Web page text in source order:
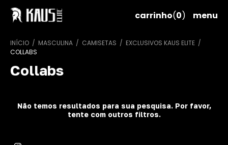
menu
carrinho(0)
INÍCIO / MASCULINA / CAMISETAS / EXCLUSIVOS KAUS ELITE /
COLLABS
Collabs
Não temos resultados para sua pesquisa. Por favor,
tente com outros filtros.